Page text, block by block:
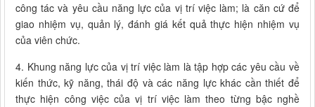
công tác và yêu cầu năng lực của vị trí việc làm; là căn cứ để
giao nhiệm vụ, quản lý, đánh giá kết quả thực hiện nhiệm vụ
của viên chức.
4. Khung năng lực của vị trí việc làm là tập hợp các yêu cầu về
kiến thức, kỹ năng, thái độ và các năng lực khác cần thiết để
thực hiện công việc của vị trí việc làm theo từng bậc nghề